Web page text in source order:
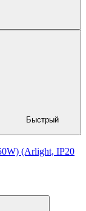
Быстрый
(Arlight, IP20